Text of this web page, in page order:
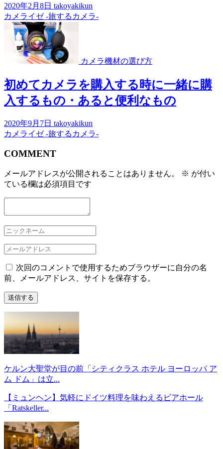
2020年2月8日 takoyakikun
カメライゼ -旅するカメラ-
カメラ機材の選び方
初めてカメラを購入する時に一緒に購
入するもの・あると便利なもの
2020年9月7日 takoyakikun
カメライゼ -旅するカメラ-
COMMENT
メールアドレスが公開されることはありません。 ※ が付い
ている欄は必須項目です
次回のコメントで使用するためブラウザーに自分の名
前、メールアドレス、サイトを保存する。
ケルン大聖堂が目の前「シティクラス ホテル ヨーロッパ ア
ム ドム」は立...
【ミュンヘン】気軽にドイツ料理を味わえるビアホール
「Ratskeller...